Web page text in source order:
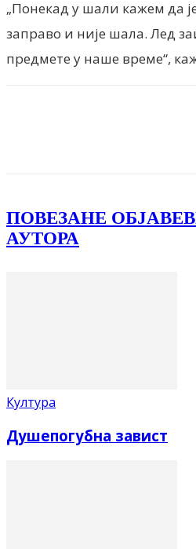
„Понекад у шали кажем да
заправо и није шала. Лед
предмете у наше време“,
ПОВЕЗАНЕ ОБЈАВЕ
АУТОРА
Култура
Душепогубна завист